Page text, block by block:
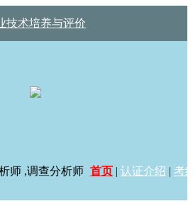
技术培养与评价
首页 | 认证介绍 | 考